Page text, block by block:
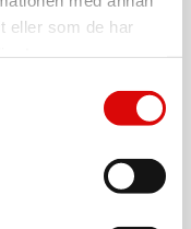
eller som de har